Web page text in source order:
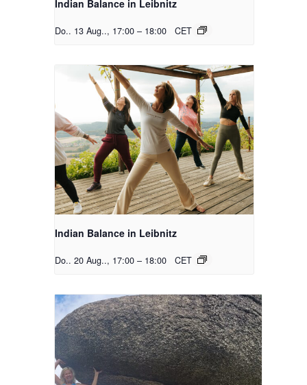
Indian Balance in Leibnitz
Do.. 13 Aug.., 17:00 – 18:00 CET
Indian Balance in Leibnitz
Do.. 20 Aug.., 17:00 – 18:00 CET